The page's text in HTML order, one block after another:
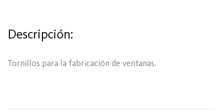
Descripción:
Tornillos para la fabricación de ventanas.